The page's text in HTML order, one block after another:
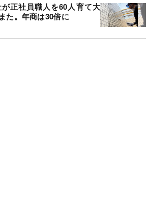
正社員職人を60人育て大
た。年商は30倍に